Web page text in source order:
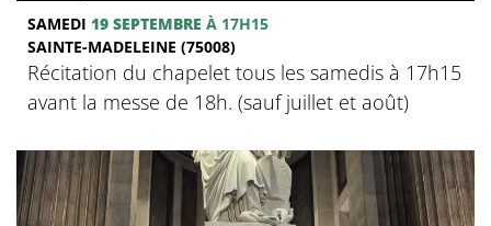
SAMEDI 19 SEPTEMBRE À 17H15
SAINTE-MADELEINE (75008)
Récitation du chapelet tous les samedis à 17h15
avant la messe de 18h. (sauf juillet et août)